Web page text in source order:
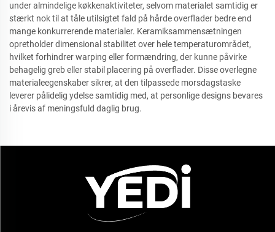
under almindelige køkkenaktiviteter, selvom materialet samtidig er
stærkt nok til at tåle utilsigtet fald på hårde overflader bedre end
mange konkurrerende materialer. Keramiksammensætningen
opretholder dimensional stabilitet over hele temperaturområdet,
hvilket forhindrer warping eller formændring, der kunne påvirke
behagelig greb eller stabil placering på overflader. Disse overlegne
materialeegenskaber sikrer, at den tilpassede morsdagstaske
leverer pålidelig ydelse samtidig med, at personlige designs bevares
i årevis af meningsfuld daglig brug.